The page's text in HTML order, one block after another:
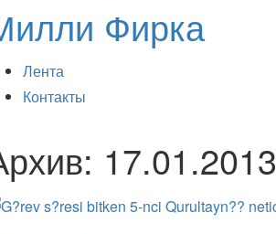
Фирка
Лента
Контакты
17.01.2013